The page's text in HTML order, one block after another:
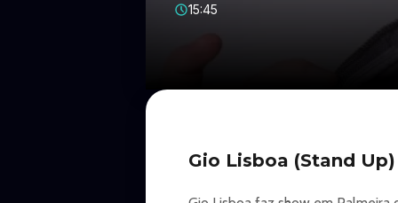
15:45
Gio Lisboa (Stand